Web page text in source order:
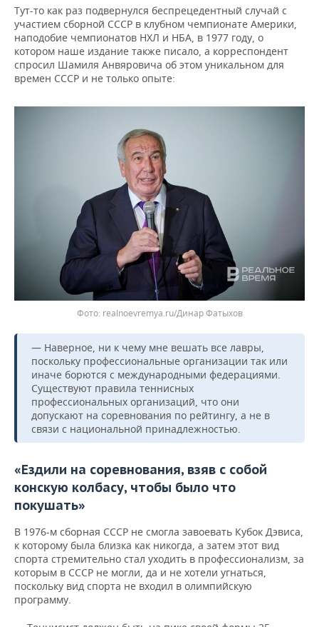
Тут-то как раз подвернулся беспрецедентный случай с
участием сборной СССР в клубном чемпионате Америки,
наподобие чемпионатов НХЛ и НБА, в 1977 году, о
котором наше издание также писало, а корреспондент
спросил Шамиля Анвяровича об этом уникальном для
времен СССР и не только опыте:
realnoevremya.ru/Динар Фатыхов
— Наверное, ни к чему мне вешать все лавры,
поскольку профессиональные организации так или
иначе борются с международными федерациями.
Существуют правила теннисных
профессиональных организаций, что они
допускают на соревнования по рейтингу, а не в
связи с национальной принадлежностью.
«Ездили на соревнования, взяв с собой
конскую колбасу, чтобы было что
покушать»
В 1976-м сборная СССР не смогла завоевать Кубок Дэвиса,
к которому была близка как никогда, а затем этот вид
спорта стремительно стал уходить в профессионализм, за
которым в СССР не могли, да и не хотели угнаться,
поскольку вид спорта не входил в олимпийскую
программу.